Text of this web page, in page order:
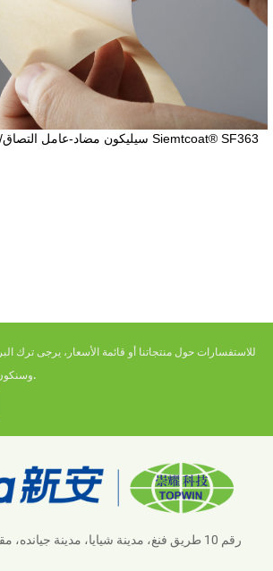
للاستفسارات حول منتجاتنا أو قائمة الأسعار، يرجى ترك
وسنكون على اتصال خلال 24 ساعة.